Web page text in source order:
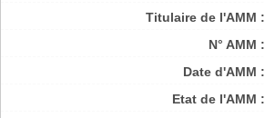
Titulaire de l'AMM :
N° AMM :
Date d'AMM :
Etat de l'AMM :